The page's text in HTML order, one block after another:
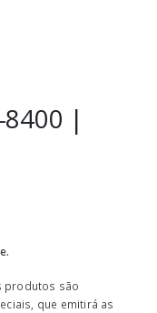
8400 |
produtos são
que emitirá as